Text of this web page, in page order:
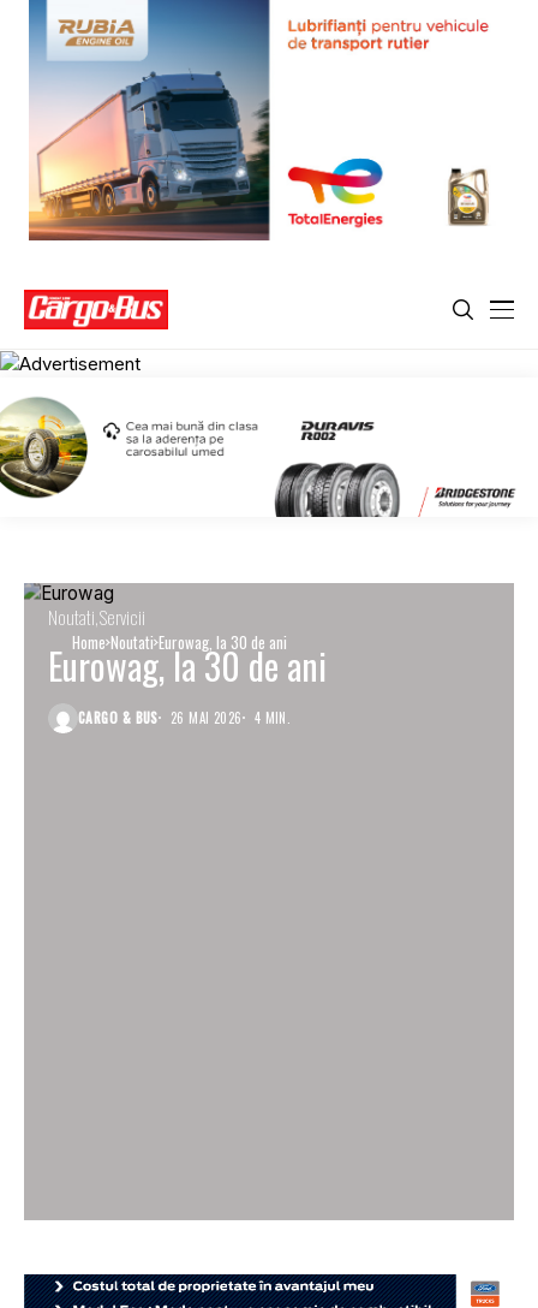
Home Noutati Eurowag, la 30 de ani
Noutati Servicii
Eurowag, la 30 de ani
CARGO & BUS 26 MAI 2026 4 MIN.